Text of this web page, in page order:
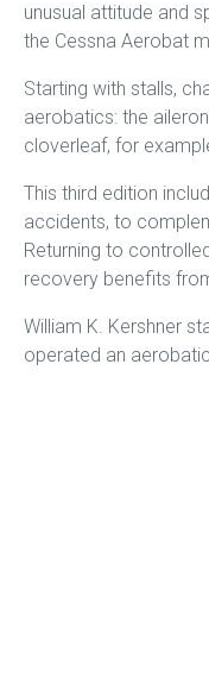
unusual attitude and
the Cessna Aerobat
Starting with stalls,
aerobatics: the
cloverleaf, for
This third edition
accidents, to
Returning to
recovery benefits
William K. Kershner
operated an